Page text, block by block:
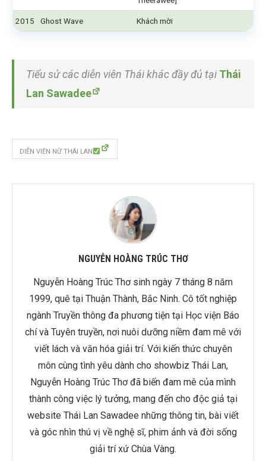
2015 Ghost Wave Khách mời
Tiểu sử các diễn viên Thái khác đầy đủ tại Thái
Lan Sawadee
DIỄN VIÊN NỮ THÁI LAN
NGUYỄN HOÀNG TRÚC THƠ
Nguyễn Hoàng Trúc Thơ sinh ngày 7 tháng 8 năm
1999, quê tại Thuận Thành, Bắc Ninh. Cô tốt nghiệp
ngành Truyền thông đa phương tiện tại Học viện Báo
chí và Tuyên truyền, nơi nuôi dưỡng niềm đam mê với
viết lách và văn hóa giải trí. Với kiến thức chuyên
môn cùng tình yêu dành cho showbiz Thái Lan,
Nguyễn Hoàng Trúc Thơ đã biến đam mê của mình
thành công việc lý tưởng, mang đến cho độc giả tại
website Thái Lan Sawadee những thông tin, bài viết
và góc nhìn thú vị về nghệ sĩ, phim ảnh và đời sống
giải trí xứ Chùa Vàng.